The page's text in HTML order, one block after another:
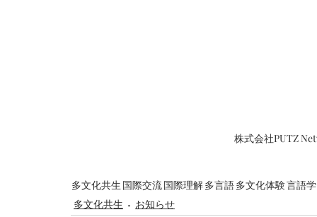
株式会社PUTZ
多文化共生 国際交流国際理解多言語多文化体験言語
多文化共生
お知らせ